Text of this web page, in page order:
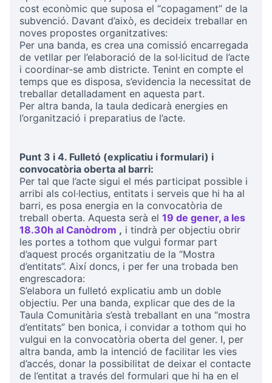
cost econòmic que suposa el “copagament” de la
subvenció. Davant d’això, es decideix treballar en
noves propostes organitzatives:
Per una banda, es crea una comissió encarregada
de vetllar per l’elaboració de la sol·licitud de l’acte
i coordinar-se amb districte. Tenint en compte el
temps que es disposa, s’evidencia la necessitat de
treballar detalladament en aquesta part.
Per altra banda, la taula dedicarà energies en
l’organització i preparatius de l’acte.
Punt 3 i 4. Fulletó (explicatiu i formulari) i
convocatòria oberta al barri:
Per tal que l’acte sigui el més participat possible i
arribi als col·lectius, entitats i serveis que hi ha al
barri, es posa energia en la convocatòria de
treball oberta. Aquesta serà el 19 de gener, a les
18.30h al Canòdrom
(Opens in new tab)
, i tindrà per objectiu obrir
les portes a tothom que vulgui formar part
d’aquest procés organitzatiu de la “Mostra
d’entitats”. Així doncs, i per fer una trobada ben
engrescadora:
S’elabora un fulletó explicatiu amb un doble
objectiu. Per una banda, explicar que des de la
Taula Comunitària s’està treballant en una “mostra
d’entitats” ben bonica, i convidar a tothom qui ho
vulgui en la convocatòria oberta del gener. I, per
altra banda, amb la intenció de facilitar les vies
d’accés, donar la possibilitat de deixar el contacte
de l’entitat a través del formulari que hi ha en el